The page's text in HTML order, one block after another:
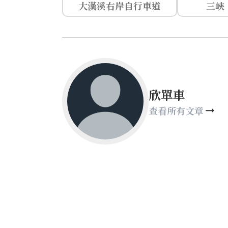
大漢溪右岸自行車道
三峽
欣單車
查看所有文章